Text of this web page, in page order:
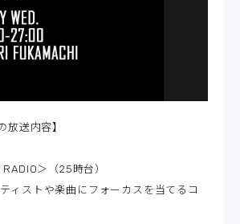
放送内容】
＞（25時台）
ィストや楽曲にフォーカスを当てるコ